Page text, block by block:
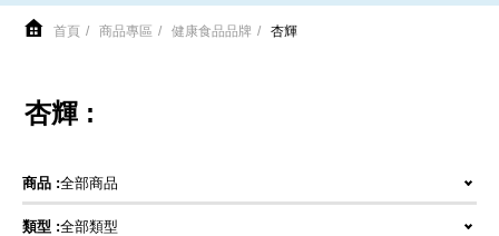
首頁 商品專區 健康食品品牌 杏輝
杏輝 :
商品 :全部商品
類型 :全部類型